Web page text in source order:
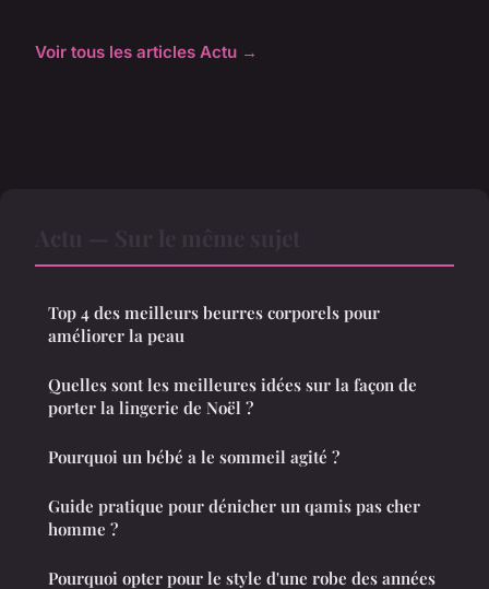
Voir tous les articles Actu →
Top 4 des meilleurs beurres corporels pour
améliorer la peau
Quelles sont les meilleures idées sur la façon de
porter la lingerie de Noël ?
Pourquoi un bébé a le sommeil agité ?
Guide pratique pour dénicher un qamis pas cher
homme ?
Pourquoi opter pour le style d'une robe des années